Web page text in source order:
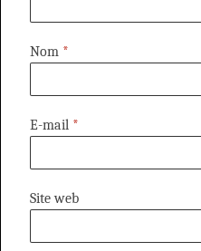
Nom *
E-mail *
Site web